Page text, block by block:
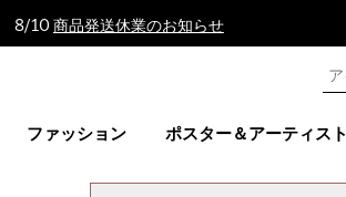
8/10 商品発送休業のお知らせ
ファッション ポスター＆アーティスト